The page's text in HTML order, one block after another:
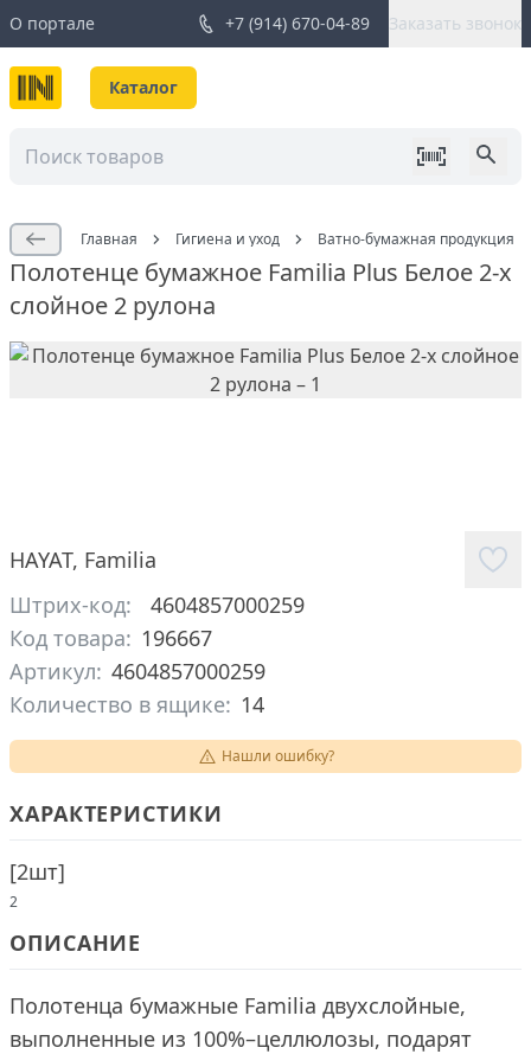
О портале +7 (914) 670-04-89 Заказать звонок
Каталог
Главная Гигиена и уход Ватно-бумажная продукция
Полотенце бумажное Familia Plus Белое 2-х
слойное 2 рулона
HAYAT, Familia
Штрих-код:
4604857000259
Код товара: 196667
Артикул: 4604857000259
Количество в ящике: 14
Нашли ошибку?
ХАРАКТЕРИСТИКИ
[2шт]
2
ОПИСАНИЕ
Полотенца бумажные Familia двухслойные,
выполненные из 100%–целлюлозы, подарят